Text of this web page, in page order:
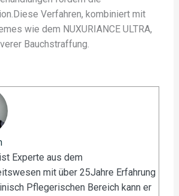
Verfahren, kombiniert mit
wie dem NUXURIANCE ULTRA,
Bauchstraffung.
Experte aus dem
mit über 25Jahre Erfahrung
Pflegerischen Bereich kann er